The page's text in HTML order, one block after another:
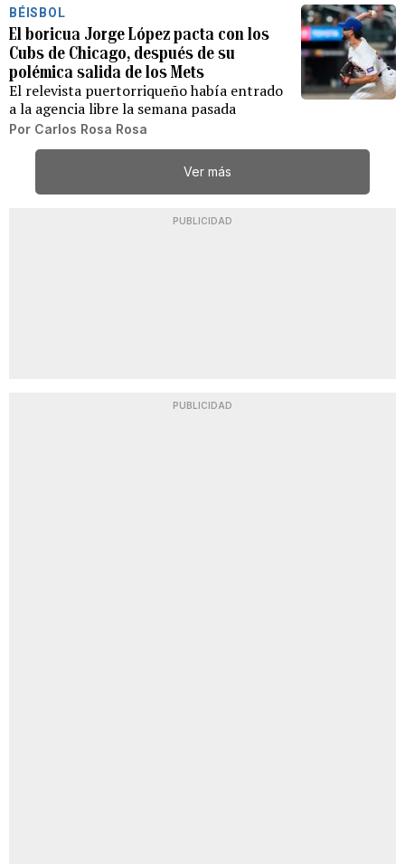
BÉISBOL
El boricua Jorge López pacta con los
Cubs de Chicago, después de su
polémica salida de los Mets
El relevista puertorriqueño había entrado
a la agencia libre la semana pasada
Por Carlos Rosa Rosa
Ver más
PUBLICIDAD
PUBLICIDAD